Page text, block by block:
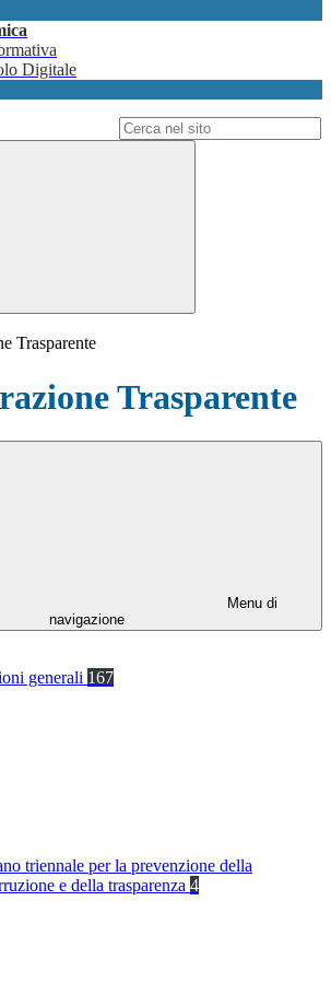
Digitale
Trasparente
Trasparente
Menu di
navigazione
generali 167
triennale per la prevenzione della
e della trasparenza 4